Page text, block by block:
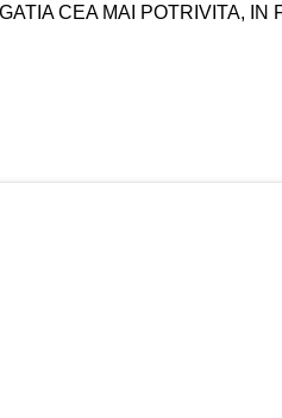
CEA MAI POTRIVITA,